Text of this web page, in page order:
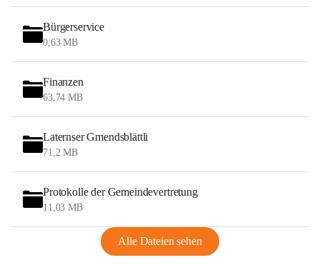
Bürgerservice
0,63 MB
Finanzen
63,74 MB
Laternser Gmendsblättli
71,2 MB
Protokolle der Gemeindevertretung
11,03 MB
Alle Dateien sehen